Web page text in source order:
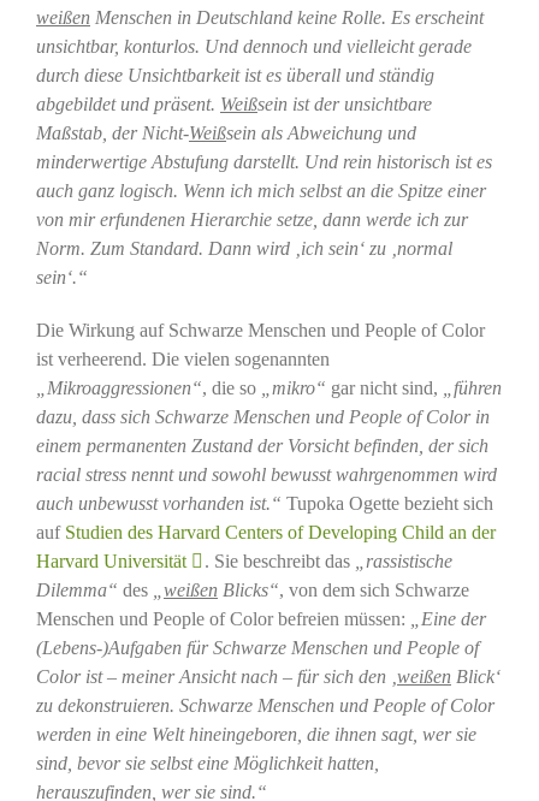
weißen Menschen in Deutschland keine Rolle. Es erscheint
unsichtbar, konturlos. Und dennoch und vielleicht gerade
durch diese Unsichtbarkeit ist es überall und ständig
abgebildet und präsent. Weißsein ist der unsichtbare
Maßstab, der Nicht-Weißsein als Abweichung und
minderwertige Abstufung darstellt. Und rein historisch ist es
auch ganz logisch. Wenn ich mich selbst an die Spitze einer
von mir erfundenen Hierarchie setze, dann werde ich zur
Norm. Zum Standard. Dann wird ‚ich sein‘ zu ‚normal
sein‘.“
Die Wirkung auf Schwarze Menschen und People of Color
ist verheerend. Die vielen sogenannten
„Mikroaggressionen“, die so „mikro“ gar nicht sind,
„führen
dazu, dass sich Schwarze Menschen und People of Color in
einem permanenten Zustand der Vorsicht befinden, der sich
racial stress nennt und sowohl bewusst wahrgenommen wird
auch unbewusst vorhanden ist.“ Tupoka Ogette bezieht sich
auf Studien des Harvard Centers of Developing Child an der
Harvard Universität
. Sie beschreibt das
„rassistische
Dilemma“ des weißen Blicks“, von dem sich Schwarze
Menschen und People of Color befreien müssen:
„Eine der
(Lebens-)Aufgaben für Schwarze Menschen und People of
Color ist – meiner Ansicht nach – für sich den ‚ weißen Blick‘
zu dekonstruieren. Schwarze Menschen und People of Color
werden in eine Welt hineingeboren, die ihnen sagt, wer sie
sind, bevor sie selbst eine Möglichkeit hatten,
herauszufinden, wer sie sind.“